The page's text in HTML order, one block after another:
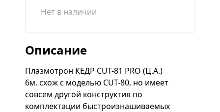
Нет в наличии
Описание
Плазмотрон КЕДР CUT-81 PRO (Ц.А.)
6м. схож с моделью CUT-80, но имеет
совсем другой конструктив по
комплектации быстроизнашиваемых